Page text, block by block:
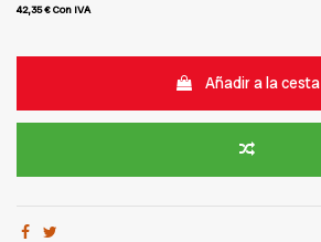
42,35 €Con IVA
Añadir a la cesta